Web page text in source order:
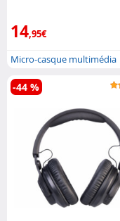
14,95€
Micro-casque multimédia
stéréo
-44 %